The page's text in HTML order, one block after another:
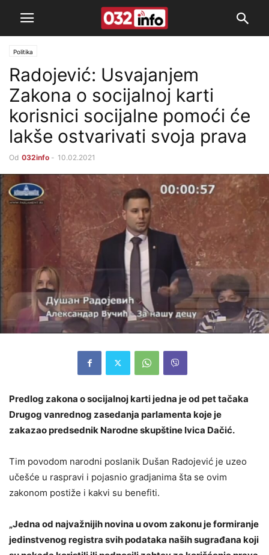
Politika
Radojević: Usvajanjem
Zakona o socijalnoj karti
korisnici socijalne pomoći će
lakše ostvarivati svoja prava
Od 032info - 10.02.2021
Predlog zakona o socijalnoj karti jedna je od pet tačaka
Drugog vanrednog zasedanja parlamenta koje je
zakazao predsednik Narodne skupštine Ivica Dačić.
Tim povodom narodni poslanik Dušan Radojević je uzeo
učešće u raspravi i pojasnio gradjanima šta se ovim
zakonom postiže i kakvi su benefiti.
„Jedna od najvažnijih novina u ovom zakonu je formiranje
jedinstvenog registra svih podataka naših sugrađana koji